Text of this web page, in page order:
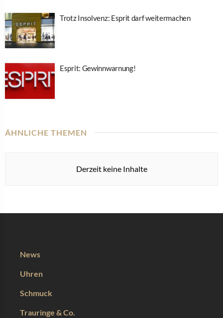
Trotz Insolvenz: Esprit darf weitermachen
Esprit: Gewinnwarnung!
ÄHNLICHE THEMEN
Derzeit keine Inhalte
News
Uhren
Schmuck
Trauringe & Co.